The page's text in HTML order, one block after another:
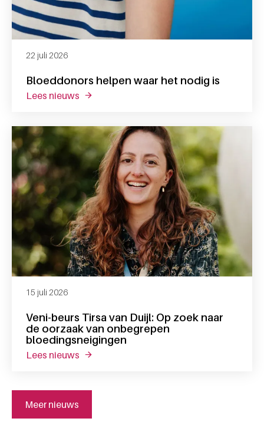
Bloeddonors helpen waar het nodig is
22 juli 2026
lees nieuws over bloeddonors helpen waar het nodig is
Veni-beurs Tirsa van Duijl: Op zoek naar
de oorzaak van onbegrepen
bloedingsneigingen
15 juli 2026
lees nieuws over veni-beurs tirsa van duijl: op zoek
Meer nieuws